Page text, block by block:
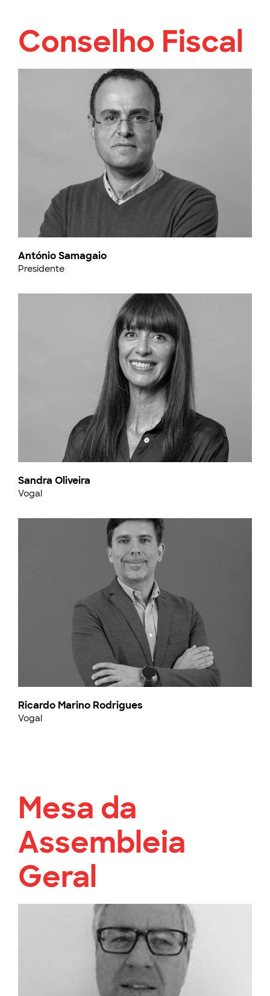
Conselho Fiscal
António Samagaio
Presidente
Sandra Oliveira
Vogal
Ricardo Marino Rodrigues
Vogal
Mesa da
Assembleia
Geral